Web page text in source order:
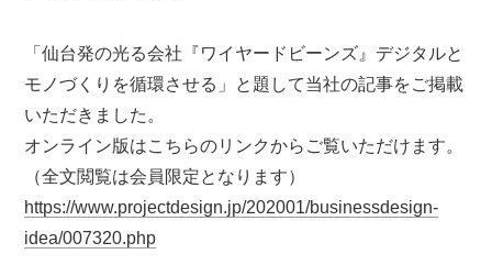
「仙台発の光る会社『ワイヤードビーンズ』デジタルと
モノづくりを循環させる」と題して当社の記事をご掲載
いただきました。
オンライン版はこちらのリンクからご覧いただけます。
（全文閲覧は会員限定となります）
https://www.projectdesign.jp/202001/businessdesign-
idea/007320.php